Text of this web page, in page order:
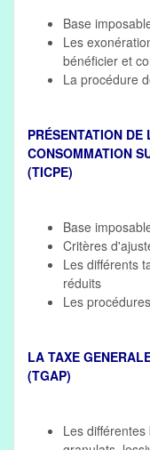
Base
Les
bénéficier et
La procédure
PRÉSENTATION
CONSOMMATION
(TICPE)
Base
Critères
Les différents
réduits
Les
LA TAXE
(TGAP)
Les